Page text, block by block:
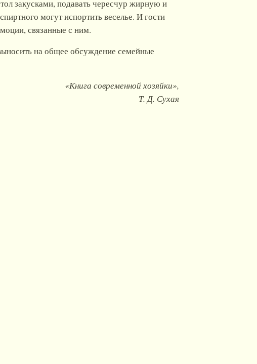
закусками, подавать чересчур жирную и
могут испортить веселье. И гости
связанные с ним.
на общее обсуждение семейные
«Книга современной хозяйки»,
Т. Д. Сухая